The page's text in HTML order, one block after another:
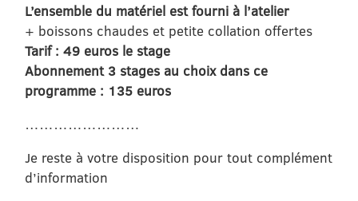
L’ensemble du matériel est fourni à l’atelier
+ boissons chaudes et petite collation offertes
Tarif : 49 euros le stage
Abonnement 3 stages au choix dans ce
programme : 135 euros
……………………
Je reste à votre disposition pour tout complément
d’information